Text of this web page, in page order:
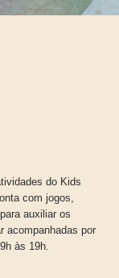
do Kids
com jogos,
auxiliar os
acompanhadas por
às 19h.